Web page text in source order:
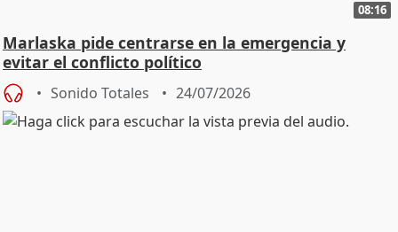
08:16
Marlaska pide centrarse en la emergencia y
evitar el conflicto político
Sonido Totales 24/07/2026